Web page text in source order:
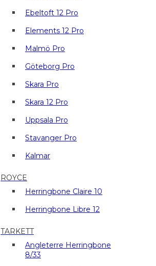
Ebeltoft 12 Pro
Elements 12 Pro
Malmö Pro
Göteborg Pro
Skara Pro
Skara 12 Pro
Uppsala Pro
Stavanger Pro
Kalmar
ROYCE
Herringbone Claire 10
Herringbone Libre 12
TARKETT
Angleterre Herringbone
8/33